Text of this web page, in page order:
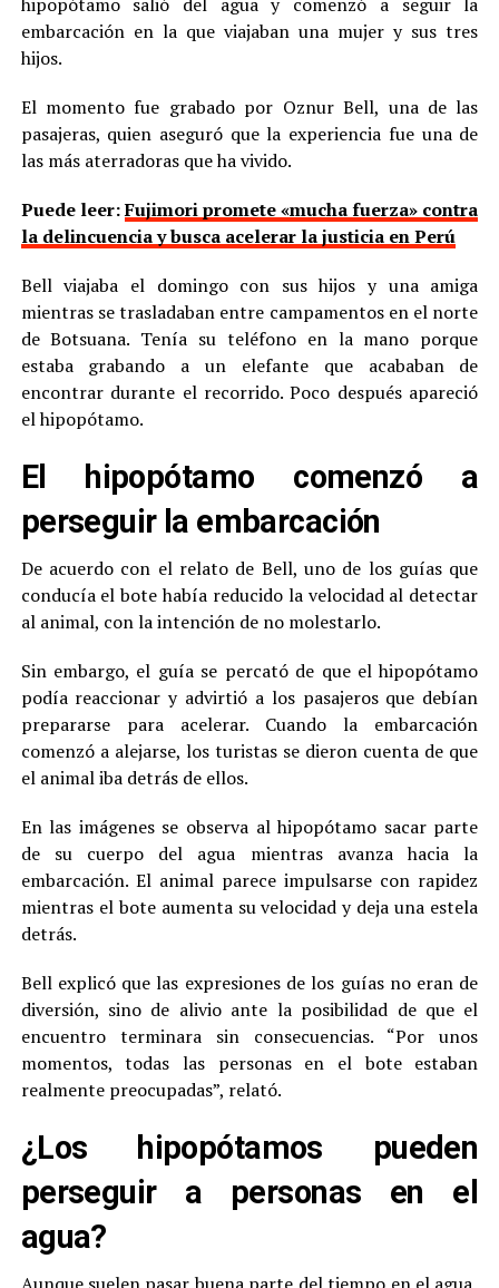
embarcación en la que viajaban una mujer y sus tres
hijos.
El momento fue grabado por Oznur Bell, una de las
pasajeras, quien aseguró que la experiencia fue una de
las más aterradoras que ha vivido.
Puede leer:Fujimori promete «mucha fuerza» contra
la delincuencia y busca acelerar la justicia en Perú
Bell viajaba el domingo con sus hijos y una amiga
mientras se trasladaban entre campamentos en el norte
de Botsuana. Tenía su teléfono en la mano porque
estaba grabando a un elefante que acababan de
encontrar durante el recorrido. Poco después apareció
el hipopótamo.
El hipopótamo comenzó a
perseguir la embarcación
De acuerdo con el relato de Bell, uno de los guías que
conducía el bote había reducido la velocidad al detectar
al animal, con la intención de no molestarlo.
Sin embargo, el guía se percató de que el hipopótamo
podía reaccionar y advirtió a los pasajeros que debían
prepararse para acelerar. Cuando la embarcación
comenzó a alejarse, los turistas se dieron cuenta de que
el animal iba detrás de ellos.
En las imágenes se observa al hipopótamo sacar parte
de su cuerpo del agua mientras avanza hacia la
embarcación. El animal parece impulsarse con rapidez
mientras el bote aumenta su velocidad y deja una estela
detrás.
Bell explicó que las expresiones de los guías no eran de
diversión, sino de alivio ante la posibilidad de que el
encuentro terminara sin consecuencias. “Por unos
momentos, todas las personas en el bote estaban
realmente preocupadas”, relató.
¿Los hipopótamos pueden
perseguir a personas en el
agua?